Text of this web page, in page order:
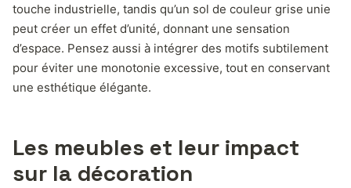
touche industrielle, tandis qu’un sol de couleur grise unie
peut créer un effet d’unité, donnant une sensation
d’espace. Pensez aussi à intégrer des motifs subtilement
pour éviter une monotonie excessive, tout en conservant
une esthétique élégante.
Les meubles et leur impact
sur la décoration